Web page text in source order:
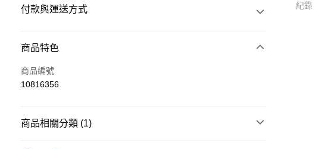
付款與運送方式
付款方式
信用卡一次付款
商品特色
商品編號
10816356
商品相關分類 (1)
紀錄